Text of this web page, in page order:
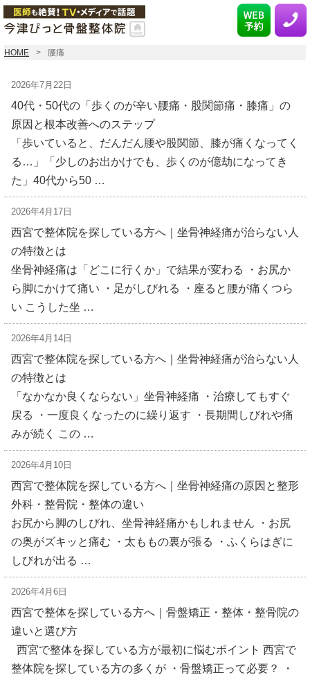
HOME 腰痛
2026年7月22日
40代・50代の「歩くのが辛い腰痛・股関節痛・膝痛」の
原因と根本改善へのステップ
「歩いていると、だんだん腰や股関節、膝が痛くなってく
る…」「少しのお出かけでも、歩くのが億劫になってき
た」40代から50 …
2026年4月17日
西宮で整体院を探している方へ｜坐骨神経痛が治らない人
の特徴とは
坐骨神経痛は「どこに行くか」で結果が変わる ・お尻か
ら脚にかけて痛い ・足がしびれる ・座ると腰が痛くつら
い こうした坐 …
2026年4月14日
西宮で整体院を探している方へ｜坐骨神経痛が治らない人
の特徴とは
「なかなか良くならない」坐骨神経痛 ・治療してもすぐ
戻る ・一度良くなったのに繰り返す ・長期間しびれや痛
みが続く この …
2026年4月10日
西宮で整体院を探している方へ｜坐骨神経痛の原因と整形
外科・整骨院・整体の違い
お尻から脚のしびれ、坐骨神経痛かもしれません ・お尻
の奥がズキッと痛む ・太ももの裏が張る ・ふくらはぎに
しびれが出る …
2026年4月6日
西宮で整体を探している方へ｜骨盤矯正・整体・整骨院の
違いと選び方
西宮で整体を探している方が最初に悩むポイント 西宮で
整体院を探している方の多くが ・骨盤矯正って必要？ ・